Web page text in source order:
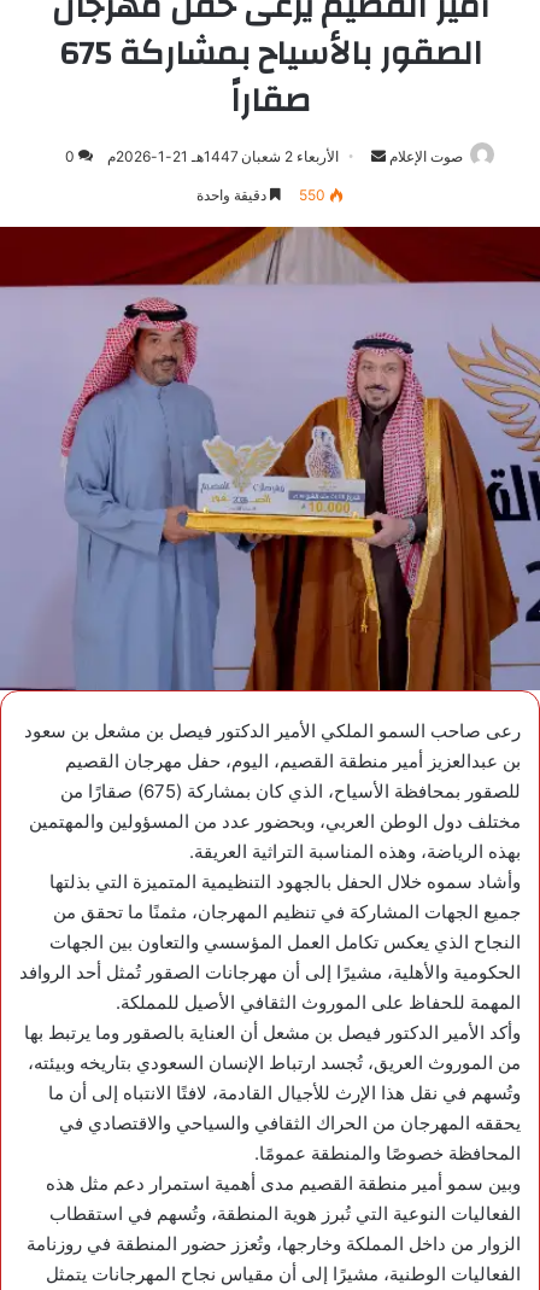
الصقور بالأسياح بمشاركة 675
صقاراً
صوت الإعلام
أرسلالأربعاء 2 شعبان 1447هـ 21-1-2026م 0
550 دقيقة واحدة
رعى صاحب السمو الملكي الأمير الدكتور فيصل بن مشعل بن سعود
بن عبدالعزيز أمير منطقة القصيم، اليوم، حفل مهرجان القصيم
للصقور بمحافظة الأسياح، الذي كان بمشاركة (675) صقارًا من
مختلف دول الوطن العربي، وبحضور عدد من المسؤولين والمهتمين
بهذه الرياضة، وهذه المناسبة التراثية العريقة.
وأشاد سموه خلال الحفل بالجهود التنظيمية المتميزة التي بذلتها
جميع الجهات المشاركة في تنظيم المهرجان، مثمنًا ما تحقق من
النجاح الذي يعكس تكامل العمل المؤسسي والتعاون بين الجهات
الحكومية والأهلية، مشيرًا إلى أن مهرجانات الصقور تُمثل أحد الروافد
المهمة للحفاظ على الموروث الثقافي الأصيل للمملكة.
وأكد الأمير الدكتور فيصل بن مشعل أن العناية بالصقور وما يرتبط بها
من الموروث العريق، تُجسد ارتباط الإنسان السعودي بتاريخه وبيئته،
وتُسهم في نقل هذا الإرث للأجيال القادمة، لافتًا الانتباه إلى أن ما
يحققه المهرجان من الحراك الثقافي والسياحي والاقتصادي في
المحافظة خصوصًا والمنطقة عمومًا.
وبين سمو أمير منطقة القصيم مدى أهمية استمرار دعم مثل هذه
الفعاليات النوعية التي تُبرز هوية المنطقة، وتُسهم في استقطاب
الزوار من داخل المملكة وخارجها، وتُعزز حضور المنطقة في روزنامة
الفعاليات الوطنية، مشيرًا إلى أن مقياس نجاح المهرجانات يتمثل